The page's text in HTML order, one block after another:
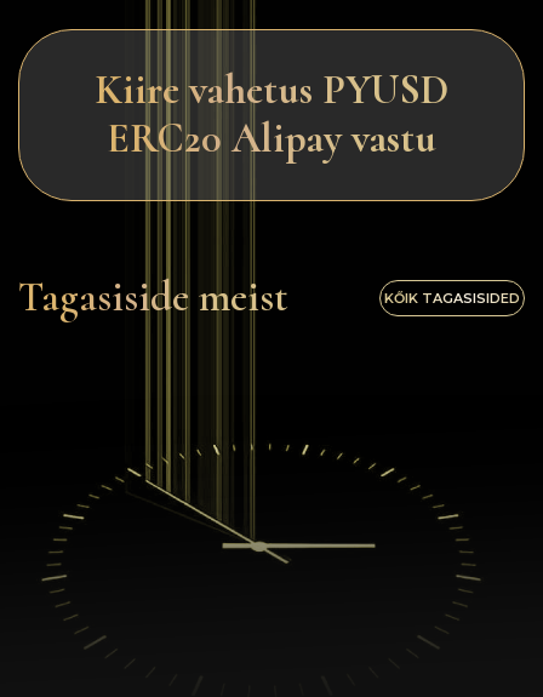
Kiire vahetus PYUSD
ERC20 Alipay vastu
Tagasiside meist KŐIK TAGASISIDED